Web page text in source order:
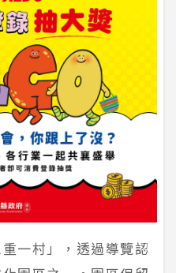
一村」，透過導覽認